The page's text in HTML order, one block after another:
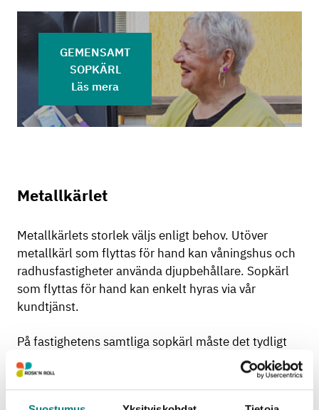
GEMENSAMT
SOPKÄRL
Läs mera
Metallkärlet
Metallkärlets storlek väljs enligt behov. Utöver
metallkärl som flyttas för hand kan våningshus och
radhusfastigheter använda djupbehållare. Sopkärl
som flyttas för hand kan enkelt hyras via vår
kundtjänst.
På fastighetens samtliga sopkärl måste det tydligt
kom fram vilket avfallsslag som samlas in, det med
ett klistermärke som anger avfallsslaget. Dekaler
med avfallsslaget angivet kan beställas avgiftsfritt